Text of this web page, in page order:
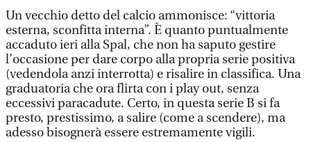
Un vecchio detto del calcio ammonisce: “vittoria
esterna, sconfitta interna”. È quanto puntualmente
accaduto ieri alla Spal, che non ha saputo gestire
l’occasione per dare corpo alla propria serie positiva
(vedendola anzi interrotta) e risalire in classifica. Una
graduatoria che ora flirta con i play out, senza
eccessivi paracadute. Certo, in questa serie B si fa
presto, prestissimo, a salire (come a scendere), ma
adesso bisognerà essere estremamente vigili.